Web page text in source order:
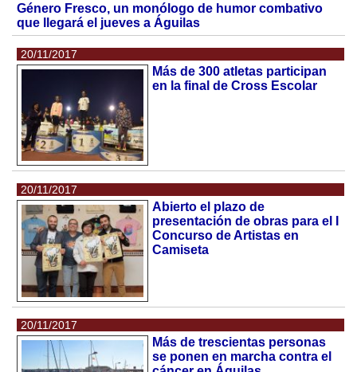
Género Fresco, un monólogo de humor combativo
que llegará el jueves a Águilas
20/11/2017
Más de 300 atletas participan
en la final de Cross Escolar
20/11/2017
Abierto el plazo de
presentación de obras para el I
Concurso de Artistas en
Camiseta
20/11/2017
Más de trescientas personas
se ponen en marcha contra el